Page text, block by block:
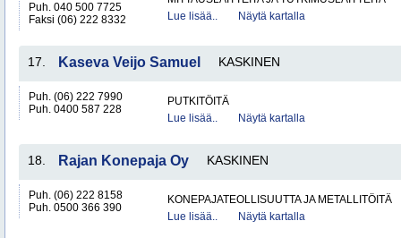
Puh. 040 500 7725
Faksi (06) 222 8332
Lue lisää..
Näytä kartalla
17. Kaseva Veijo Samuel KASKINEN
Puh. (06) 222 7990
Puh. 0400 587 228
PUTKITÖITÄ
Lue lisää..
Näytä kartalla
18. Rajan Konepaja Oy KASKINEN
Puh. (06) 222 8158
Puh. 0500 366 390
KONEPAJATEOLLISUUTTA JA METALLITÖITÄ
Lue lisää..
Näytä kartalla